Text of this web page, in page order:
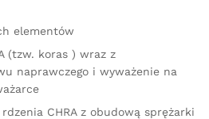
elementów
(tzw. koras ) wraz z
naprawczego i wyważenie na
rdzenia CHRA z obudową sprężarki